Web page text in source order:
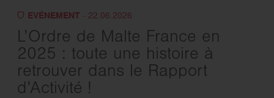
EVÉNEMENT - 22.06.2026
L’Ordre de Malte France en
2025 : toute une histoire à
retrouver dans le Rapport
d’Activité !